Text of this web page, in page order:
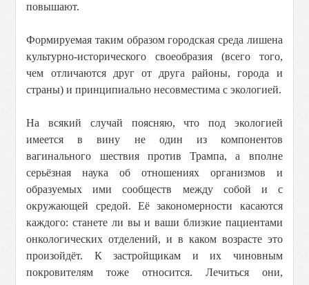
повышают.
Формируемая таким образом городская среда лишена
культурно-исторического своеобразия (всего того,
чем отличаются друг от друга районы, города и
страны) и принципиально несовместима с экологией.
На всякий случай поясняю, что под экологией
имеется в вину не один из компонентов
вагинального шествия против Трампа, а вполне
серьёзная наука об отношениях организмов и
образуемых ими сообществ между собой и с
окружающей средой. Её закономерности касаются
каждого: станете ли вы и ваши близкие пациентами
онкологических отделений, и в каком возрасте это
произойдёт. К застройщикам и их чиновным
покровителям тоже относится. Лечиться они,